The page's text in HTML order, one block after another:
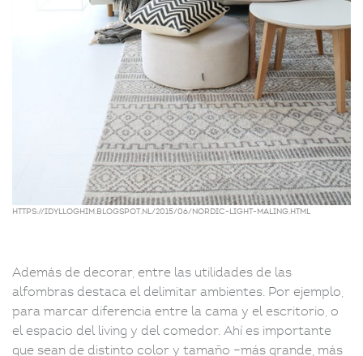
https://idylloghim.blogspot.nl/2015/06/nordic-light-maling.html
Además de decorar, entre las utilidades de las
alfombras destaca el delimitar ambientes. Por ejemplo,
para marcar diferencia entre la cama y el escritorio, o
el espacio del living y del comedor. Ahí es importante
que sean de distinto color y tamaño –más grande, más